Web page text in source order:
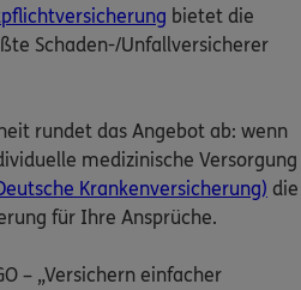
was Sie benötigen?
oder telefonisch
bietet die
Schaden-/Unfallversicherer
rundet das Angebot ab: wenn
medizinische Versorgung
Krankenversicherung) die
für Ihre Ansprüche.
– „Versichern einfacher